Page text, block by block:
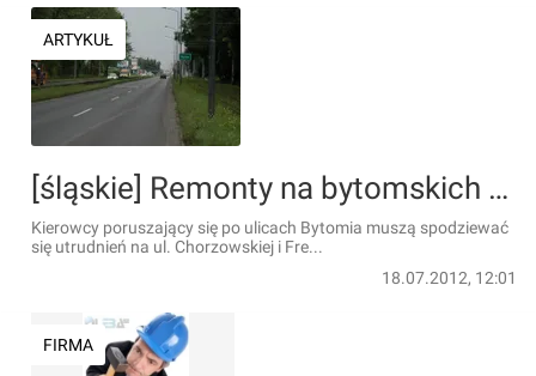
ARTYKUŁ
[śląskie] Remonty na bytomskich drogach
Kierowcy poruszający się po ulicach Bytomia muszą spodziewać
się utrudnień na ul. Chorzowskiej i Fre...
18.07.2012, 12:01
FIRMA